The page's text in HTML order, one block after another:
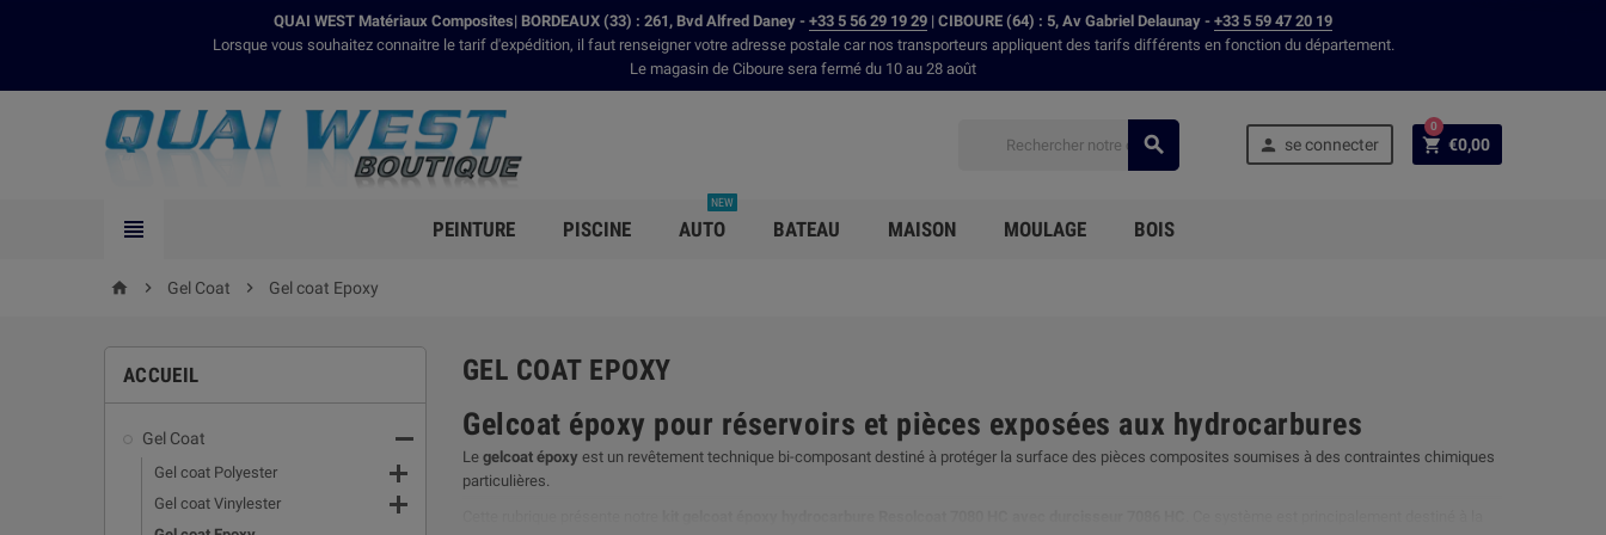
QUAI WEST Matériaux Composites| BORDEAUX (33) : 261, Bvd Alfred Daney - +33 5 56 29 19 29 | CIBOURE (64) : 5, Av Gabriel Delaunay - +33 5 59 47 20 19
Lorsque vous souhaitez connaitre le tarif d'expédition, il faut renseigner votre adresse postale car nos transporteurs appliquent des tarifs différents en fonction du département.
Le magasin de Ciboure sera fermé du 10 au 28 août
  se connecter  €0,00
0
 PEINTURE PISCINE AUTO
NEW
BATEAU MAISON MOULAGE BOIS
home  Gel Coat  Gel coat Epoxy
ACCUEIL
Gel Coat 
Gel coat Polyester 
Gel coat Vinylester 
GEL COAT EPOXY
Gelcoat époxy pour réservoirs et pièces exposées aux hydrocarbures
Le gelcoat époxy est un revêtement technique bi-composant destiné à protéger la surface des pièces composites soumises à des contraintes chimiques
particulières.